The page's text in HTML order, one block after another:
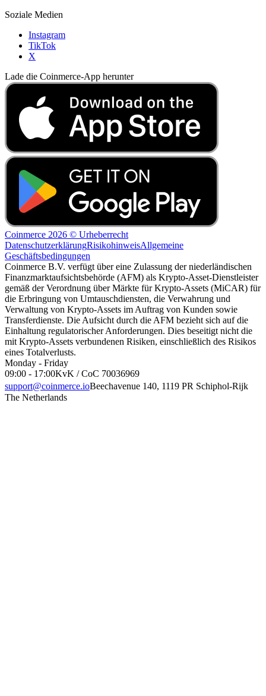
Soziale Medien
Instagram
TikTok
X
Lade die Coinmerce-App herunter
Coinmerce 2026 © Urheberrecht
DatenschutzerklärungRisikohinweisAllgemeine
Geschäftsbedingungen
Coinmerce B.V. verfügt über eine Zulassung der niederländischen
Finanzmarktaufsichtsbehörde (AFM) als Krypto-Asset-Dienstleister
gemäß der Verordnung über Märkte für Krypto-Assets (MiCAR) für
die Erbringung von Umtauschdiensten, die Verwahrung und
Verwaltung von Krypto-Assets im Auftrag von Kunden sowie
Transferdienste. Die Aufsicht durch die AFM bezieht sich auf die
Einhaltung regulatorischer Anforderungen. Dies beseitigt nicht die
mit Krypto-Assets verbundenen Risiken, einschließlich des Risikos
eines Totalverlusts.
Monday - Friday
09:00 - 17:00KvK / CoC 70036969
support@coinmerce.ioBeechavenue 140, 1119 PR Schiphol-Rijk
The Netherlands